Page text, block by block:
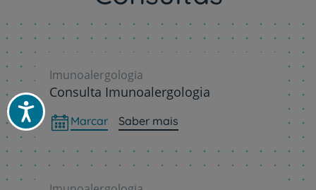
Acessibilidade
Imunoalergologia
Consulta Imunoalergologia
Marcar Saber mais